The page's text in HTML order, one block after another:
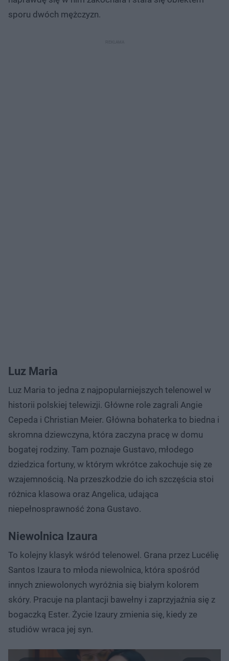
sporu dwóch mężczyzn.
Luz Maria
Luz Maria to jedna z najpopularniejszych telenowel w
historii polskiej telewizji. Główne role zagrali Angie
Cepeda i Christian Meier. Główna bohaterka to biedna i
skromna dziewczyna, która zaczyna pracę w domu
bogatej rodziny. Tam poznaje Gustavo, młodego
dziedzica fortuny, w którym wkrótce zakochuje się ze
wzajemnością. Na przeszkodzie do ich szczęścia stoi
różnica klasowa oraz Angelica, udająca
niepełnosprawność żona Gustavo.
Niewolnica Izaura
To kolejny klasyk wśród telenowel. Grana przez Lucélię
Santos Izaura to młoda niewolnica, która spośród
innych zniewolonych wyróżnia się białym kolorem
skóry. Pracuje na plantacji bawełny i zaprzyjaźnia się z
bogaczką Ester. Życie Izaury zmienia się, kiedy ze
studiów wraca jej syn.